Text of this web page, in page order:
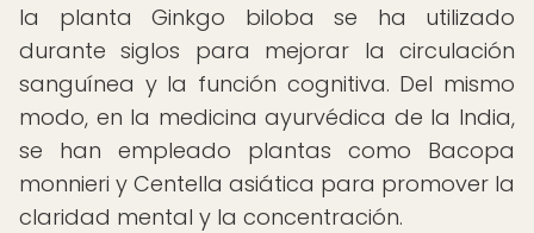
la planta Ginkgo biloba se ha utilizado
durante siglos para mejorar la circulación
sanguínea y la función cognitiva. Del mismo
modo, en la medicina ayurvédica de la India,
se han empleado plantas como Bacopa
monnieri y Centella asiática para promover la
claridad mental y la concentración.